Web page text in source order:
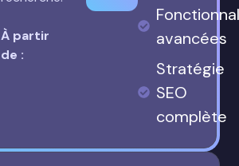
À partir
de :
avancées
Stratégie
SEO
complète